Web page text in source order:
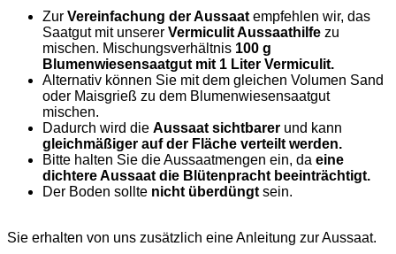
Zur Vereinfachung der Aussaat empfehlen wir, das
Saatgut mit unserer Vermiculit Aussaathilfe zu
mischen. Mischungsverhältnis 100 g
Blumenwiesensaatgut mit 1 Liter Vermiculit.
Alternativ können Sie mit dem gleichen Volumen Sand
oder Maisgrieß zu dem Blumenwiesensaatgut
mischen.
Dadurch wird die Aussaat sichtbarer und kann
gleichmäßiger auf der Fläche verteilt werden.
Bitte halten Sie die Aussaatmengen ein, da eine
dichtere Aussaat die Blütenpracht beeinträchtigt.
Der Boden sollte nicht überdüngt sein.
Sie erhalten von uns zusätzlich eine Anleitung zur Aussaat.